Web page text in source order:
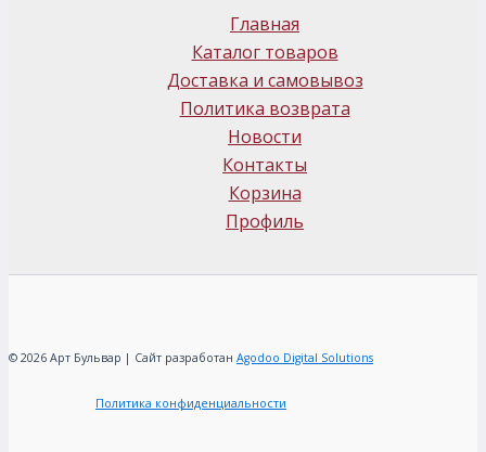
Главная
Каталог товаров
Доставка и самовывоз
Политика возврата
Новости
Контакты
Корзина
Профиль
© 2026 Арт Бульвар | Сайт разработан Agodoo Digital Solutions
Политика конфиденциальности